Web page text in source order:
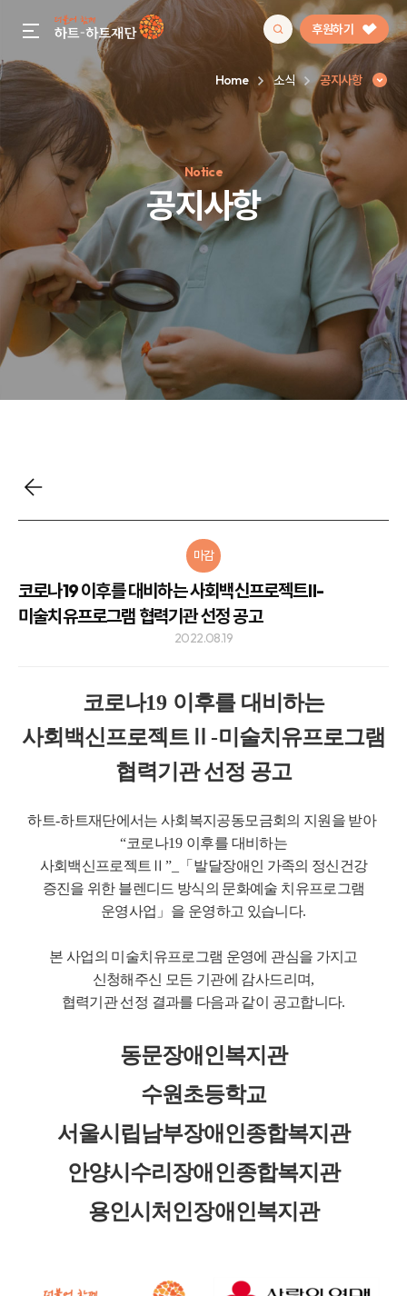
gnb menu open 후원하기
인기 키워드
#정기후원#하트플레이스#캠페인#팬덤후원
Home 소식 공지사항
Notice
공지사항
마감
코로나19 이후를 대비하는 사회백신프로젝트Ⅱ-
미술치유프로그램 협력기관 선정 공고
2022.08.19
코로나19 이후를 대비하는
사회백신프로젝트Ⅱ -미술치유프로그램
협력기관 선정 공고
하트-하트재단에서는 사회복지공동모금회의 지원을 받아
“코로나19 이후를 대비하는
사회백신프로젝트 Ⅱ”_ 「 발달장애인 가족의 정신건강
증진을 위한 블렌디드 방식의 문화예술 치유프로그램
운영사업 」 을 운영하고 있습니다.
본 사업의 미술치유프로그램 운영에 관심을 가지고
신청해주신 모든 기관에 감사드리며,
협력기관 선정 결과를 다음과 같이 공고합니다.
동문장애인복지관
수원초등학교
서울시립남부장애인종합복지관
안양시수리장애인종합복지관
용인시처인장애인복지관